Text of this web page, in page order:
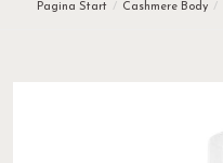
Pagina Start Cashmere Body